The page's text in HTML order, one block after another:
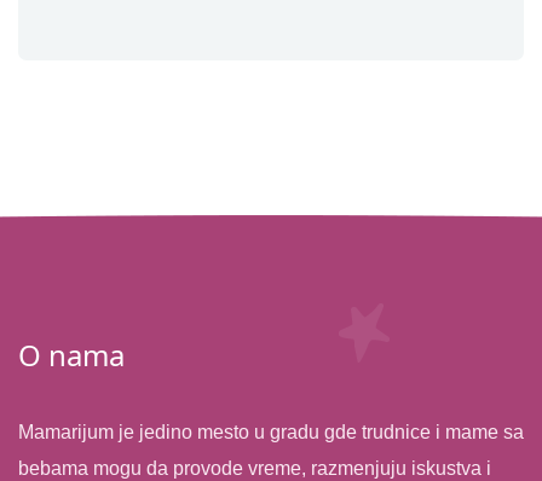
O nama
Mamarijum je jedino mesto u gradu gde trudnice i mame sa
bebama mogu da provode vreme, razmenjuju iskustva i